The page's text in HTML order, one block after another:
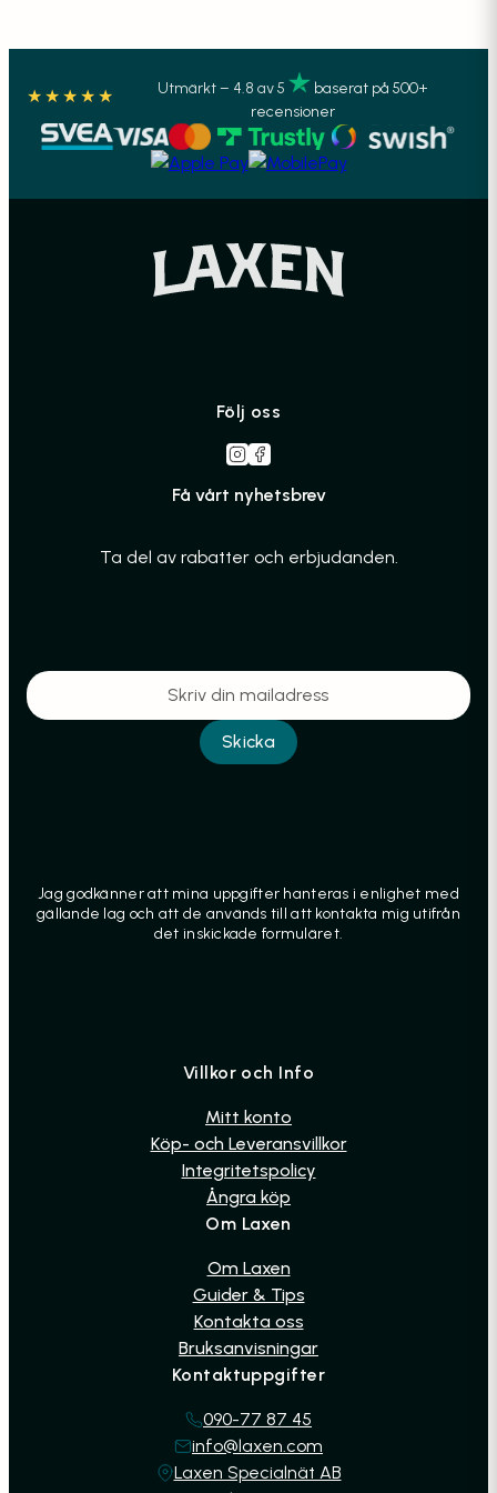
★★★★★ Utmärkt – 4.8 av 5
baserat på 500+
recensioner
Följ oss
Villkor och Info
Mitt konto
Köp- och Leveransvillkor
Integritetspolicy
Ångra köp
Om Laxen
Om Laxen
Guider & Tips
Kontakta oss
Bruksanvisningar
Kontaktuppgifter
090-77 87 45
info@laxen.com
Laxen Specialnät AB
Få vårt nyhetsbrev
Ta del av rabatter och erbjudanden.
Jag godkänner att mina uppgifter hanteras i enlighet med
gällande lag och att de används till att kontakta mig utifrån
det inskickade formuläret.